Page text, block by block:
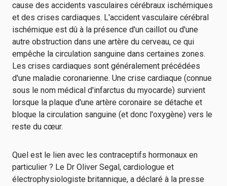
cause des accidents vasculaires cérébraux ischémiques
et des crises cardiaques. L'accident vasculaire cérébral
ischémique est dû à la présence d'un caillot ou d'une
autre obstruction dans une artère du cerveau, ce qui
empêche la circulation sanguine dans certaines zones.
Les crises cardiaques sont généralement précédées
d'une maladie coronarienne. Une crise cardiaque (connue
sous le nom médical d'infarctus du myocarde) survient
lorsque la plaque d'une artère coronaire se détache et
bloque la circulation sanguine (et donc l'oxygène) vers le
reste du cœur.
Quel est le lien avec les contraceptifs hormonaux en
particulier ? Le Dr Oliver Segal, cardiologue et
électrophysiologiste britannique, a déclaré à la presse